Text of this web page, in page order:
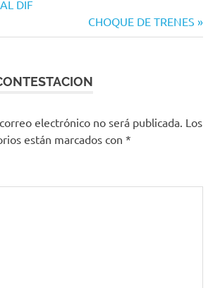
DIF
Siguiente
entrada:
CHOQUE DE TRENES
electrónico no será publicada. Los
están marcados con *